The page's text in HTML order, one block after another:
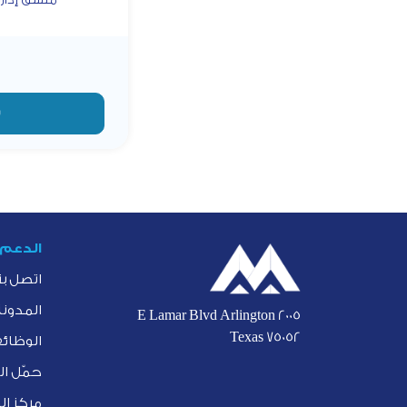
2005 E Lamar Blvd Arlington
Texas 75052
الدعم
اتصل
حمّل
مركز